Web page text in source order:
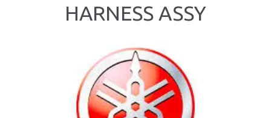
HARNESS ASSY